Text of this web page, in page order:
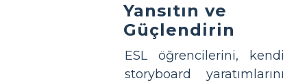
Yansıtın ve
Güçlendirin
ESL öğrencilerini, kendi
storyboard yaratımlarını